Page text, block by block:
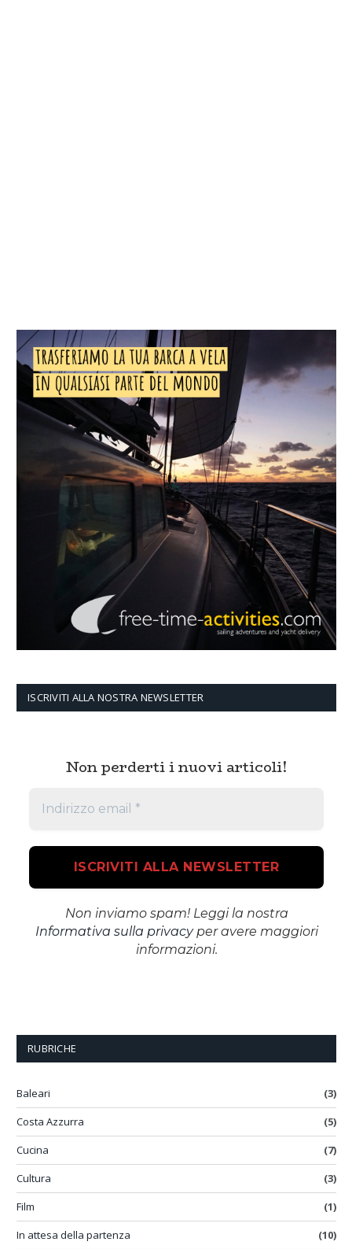
ISCRIVITI ALLA NOSTRA NEWSLETTER
Non perderti i nuovi articoli!
Non inviamo spam! Leggi la nostra
Informativa sulla privacyper avere maggiori
informazioni.
RUBRICHE
Baleari
(3)
Costa Azzurra
(5)
Cucina
(7)
Cultura
(3)
Film
(1)
In attesa della partenza
(10)